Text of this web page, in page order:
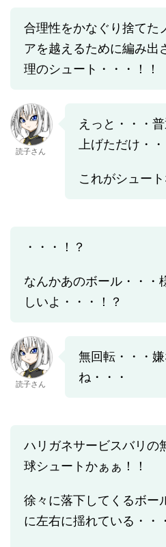
合理性をかなぐり捨てた
アを越えるために編み出
理のシュート・・・！！
読子さん
えっと・・・
上げただけ・・
これがシュート
・・・！？
なんかあのボール・・・
しいよ・・・！？
読子さん
無回転・・・
ね・・・
ハリガネサービスバリの
球シュートかぁぁ！！
徐々に落下してくるボー
に左右に揺れている・・